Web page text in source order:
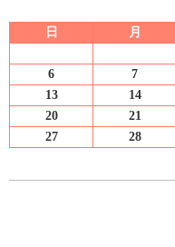
日
月
6
7
13
14
20
21
27
28